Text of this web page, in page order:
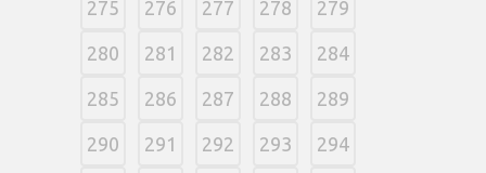
275 276 277 278 279
280 281 282 283 284
285 286 287 288 289
290 291 292 293 294